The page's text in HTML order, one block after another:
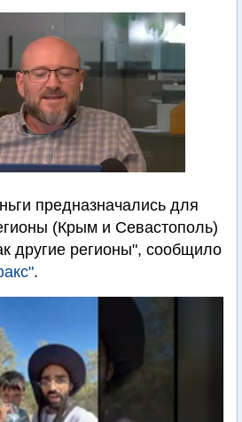
предназначались для
(Крым и Севастополь)
другие регионы", сообщило
.